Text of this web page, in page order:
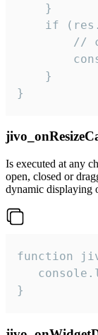
    }
if
//
    }
}
Is executed at any
open, closed or
dynamic displaying
function
}